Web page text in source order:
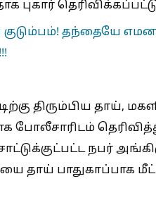
புகார்
தந்தையே
திரும்பிய தாய்,
போலீசாரிடம்
நபர்
தாய் பாதுகாப்பாக